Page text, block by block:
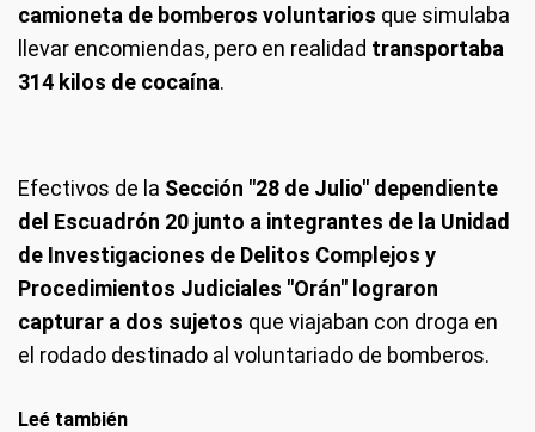
camioneta de bomberos voluntarios que simulaba
llevar encomiendas, pero en realidad transportaba
314 kilos de cocaína.
Efectivos de la Sección "28 de Julio" dependiente
del Escuadrón 20 junto a integrantes de la Unidad
de Investigaciones de Delitos Complejos y
Procedimientos Judiciales "Orán" lograron
capturar a dos sujetos que viajaban con droga en
el rodado destinado al voluntariado de bomberos.
Leé también